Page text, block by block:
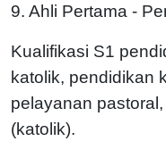
9. Ahli Pertama -
Kualifikasi S1
katolik, pendidikan
pelayanan
(katolik).